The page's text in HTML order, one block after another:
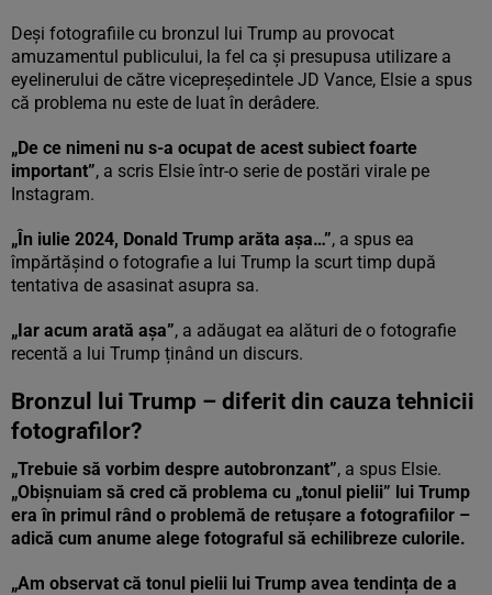
Deși fotografiile cu bronzul lui Trump au provocat
amuzamentul publicului, la fel ca și presupusa utilizare a
eyelinerului de către vicepreședintele JD Vance, Elsie a spus
că problema nu este de luat în derâdere.
„De ce nimeni nu s-a ocupat de acest subiect foarte
important”, a scris Elsie într-o serie de postări virale pe
Instagram.
„În iulie 2024, Donald Trump arăta așa…”, a spus ea
împărtășind o fotografie a lui Trump la scurt timp după
tentativa de asasinat asupra sa.
„Iar acum arată așa”, a adăugat ea alături de o fotografie
recentă a lui Trump ținând un discurs.
Bronzul lui Trump – diferit din cauza tehnicii
fotografilor?
„Trebuie să vorbim despre autobronzant”, a spus Elsie.
„Obișnuiam să cred că problema cu „tonul pielii” lui Trump
era în primul rând o problemă de retușare a fotografiilor –
adică cum anume alege fotograful să echilibreze culorile.
„Am observat că tonul pielii lui Trump avea tendința de a